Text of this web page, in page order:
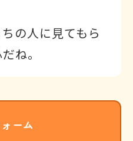
の人に見てもら
ね。
ーム